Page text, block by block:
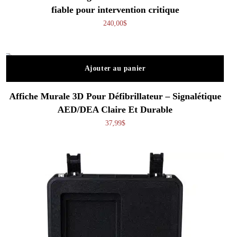
fiable pour intervention critique
240,00$
Ajouter au panier
Affiche Murale 3D Pour Défibrillateur – Signalétique
AED/DEA Claire Et Durable
37,99$